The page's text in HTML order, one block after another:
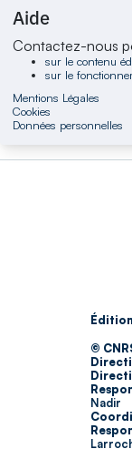
Aide
Contactez-nous
sur le contenu
sur le
Mentions Légales
Cookies
Données personnelles
©
Nadir